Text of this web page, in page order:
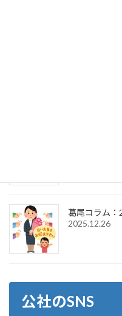
葛尾コラム：
2025.12.26
公社のSNS